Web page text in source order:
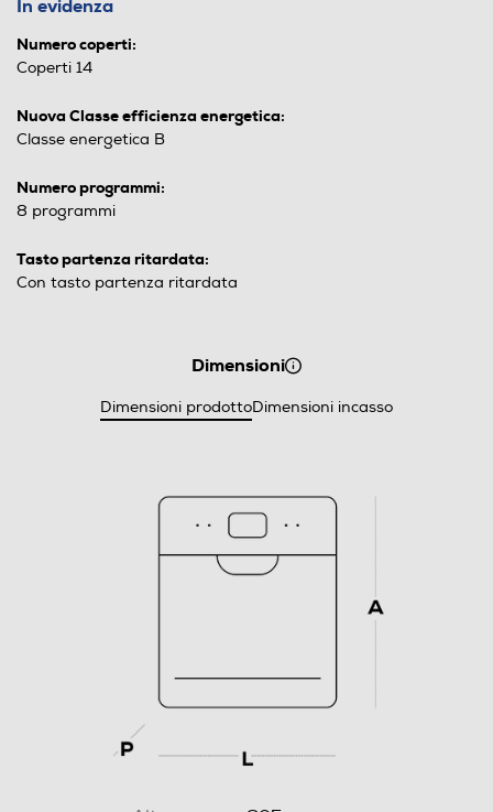
In evidenza
Numero coperti:
Coperti 14
Nuova Classe efficienza energetica:
Classe energetica B
Numero programmi:
8 programmi
Tasto partenza ritardata:
Con tasto partenza ritardata
Dimensioni
Dimensioni prodottoDimensioni incasso